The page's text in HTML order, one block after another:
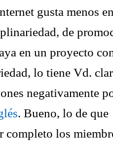
gusta menos
de
en un proyecto
lo tiene Vd.
negativamente
. Bueno, lo de que
completo los